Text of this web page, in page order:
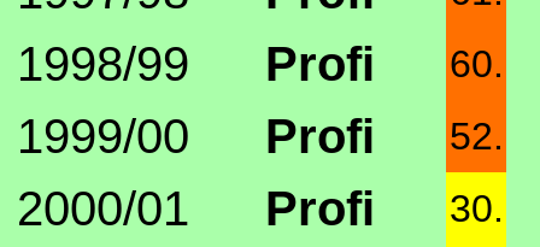
1998/99 Profi 60.
1999/00 Profi 52.
2000/01 Profi 30.